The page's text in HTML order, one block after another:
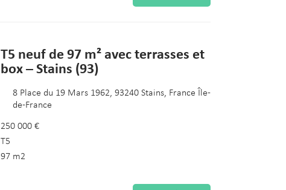
T5 neuf de 97 m² avec terrasses et
box – Stains (93)
8 Place du 19 Mars 1962, 93240 Stains, France Île-
de-France
250 000 €
T5
97 m2